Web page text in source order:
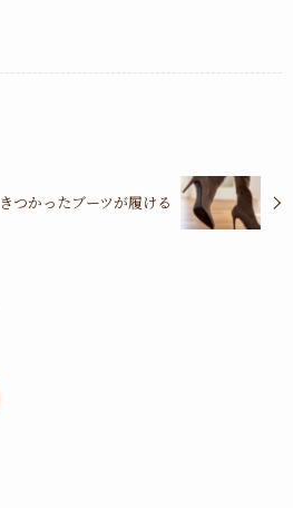
きつかったブーツが履ける